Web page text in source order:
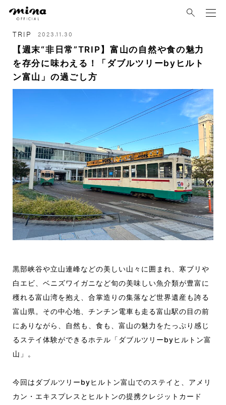
TRIP 2023.11.30
【週末“非日常”TRIP】富山の自然や食の魅力
を存分に味わえる！「ダブルツリーbyヒルト
ン富山」の過ごし方
黒部峡谷や立山連峰などの美しい山々に囲まれ、寒ブリや
白エビ、ベニズワイガニなど旬の美味しい魚介類が豊富に
穫れる富山湾を抱え、合掌造りの集落など世界遺産も誇る
富山県。その中心地、チンチン電車も走る富山駅の目の前
にありながら、自然も、食も、富山の魅力をたっぷり感じ
るステイ体験ができるホテル「ダブルツリーbyヒルトン富
山」。
今回はダブルツリーbyヒルトン富山でのステイと、アメリ
カン・エキスプレスとヒルトンの提携クレジットカード